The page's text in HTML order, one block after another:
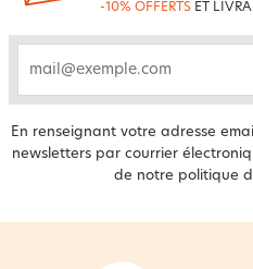
-10% OFFERTS ET
En renseignant votre adresse
newsletters par courrier
de notre politique